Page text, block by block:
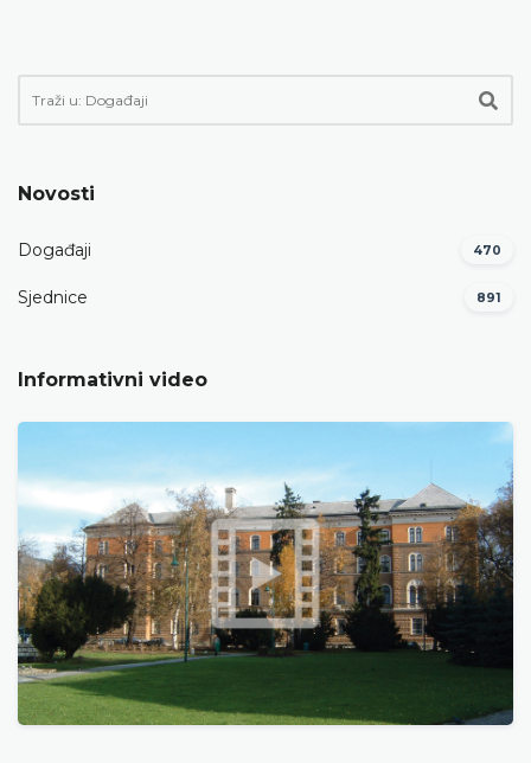
Novosti
Događaji 470
Sjednice 891
Informativni video